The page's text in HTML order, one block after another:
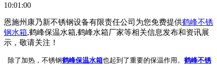
10:01:00
恩施州康乃新不锈钢设备有限责任公司为您免费提供鹤峰不锈
钢水箱,鹤峰保温水箱,鹤峰水箱厂家等相关信息发布和资讯展
示，敬请关注！
除了加热，不锈钢鹤峰保温水箱也起到了重要的保温作用。 鹤峰不锈